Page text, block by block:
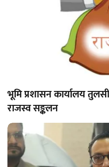
भूमि प्रशासन कार्यालय
राजस्व सङ्कलन